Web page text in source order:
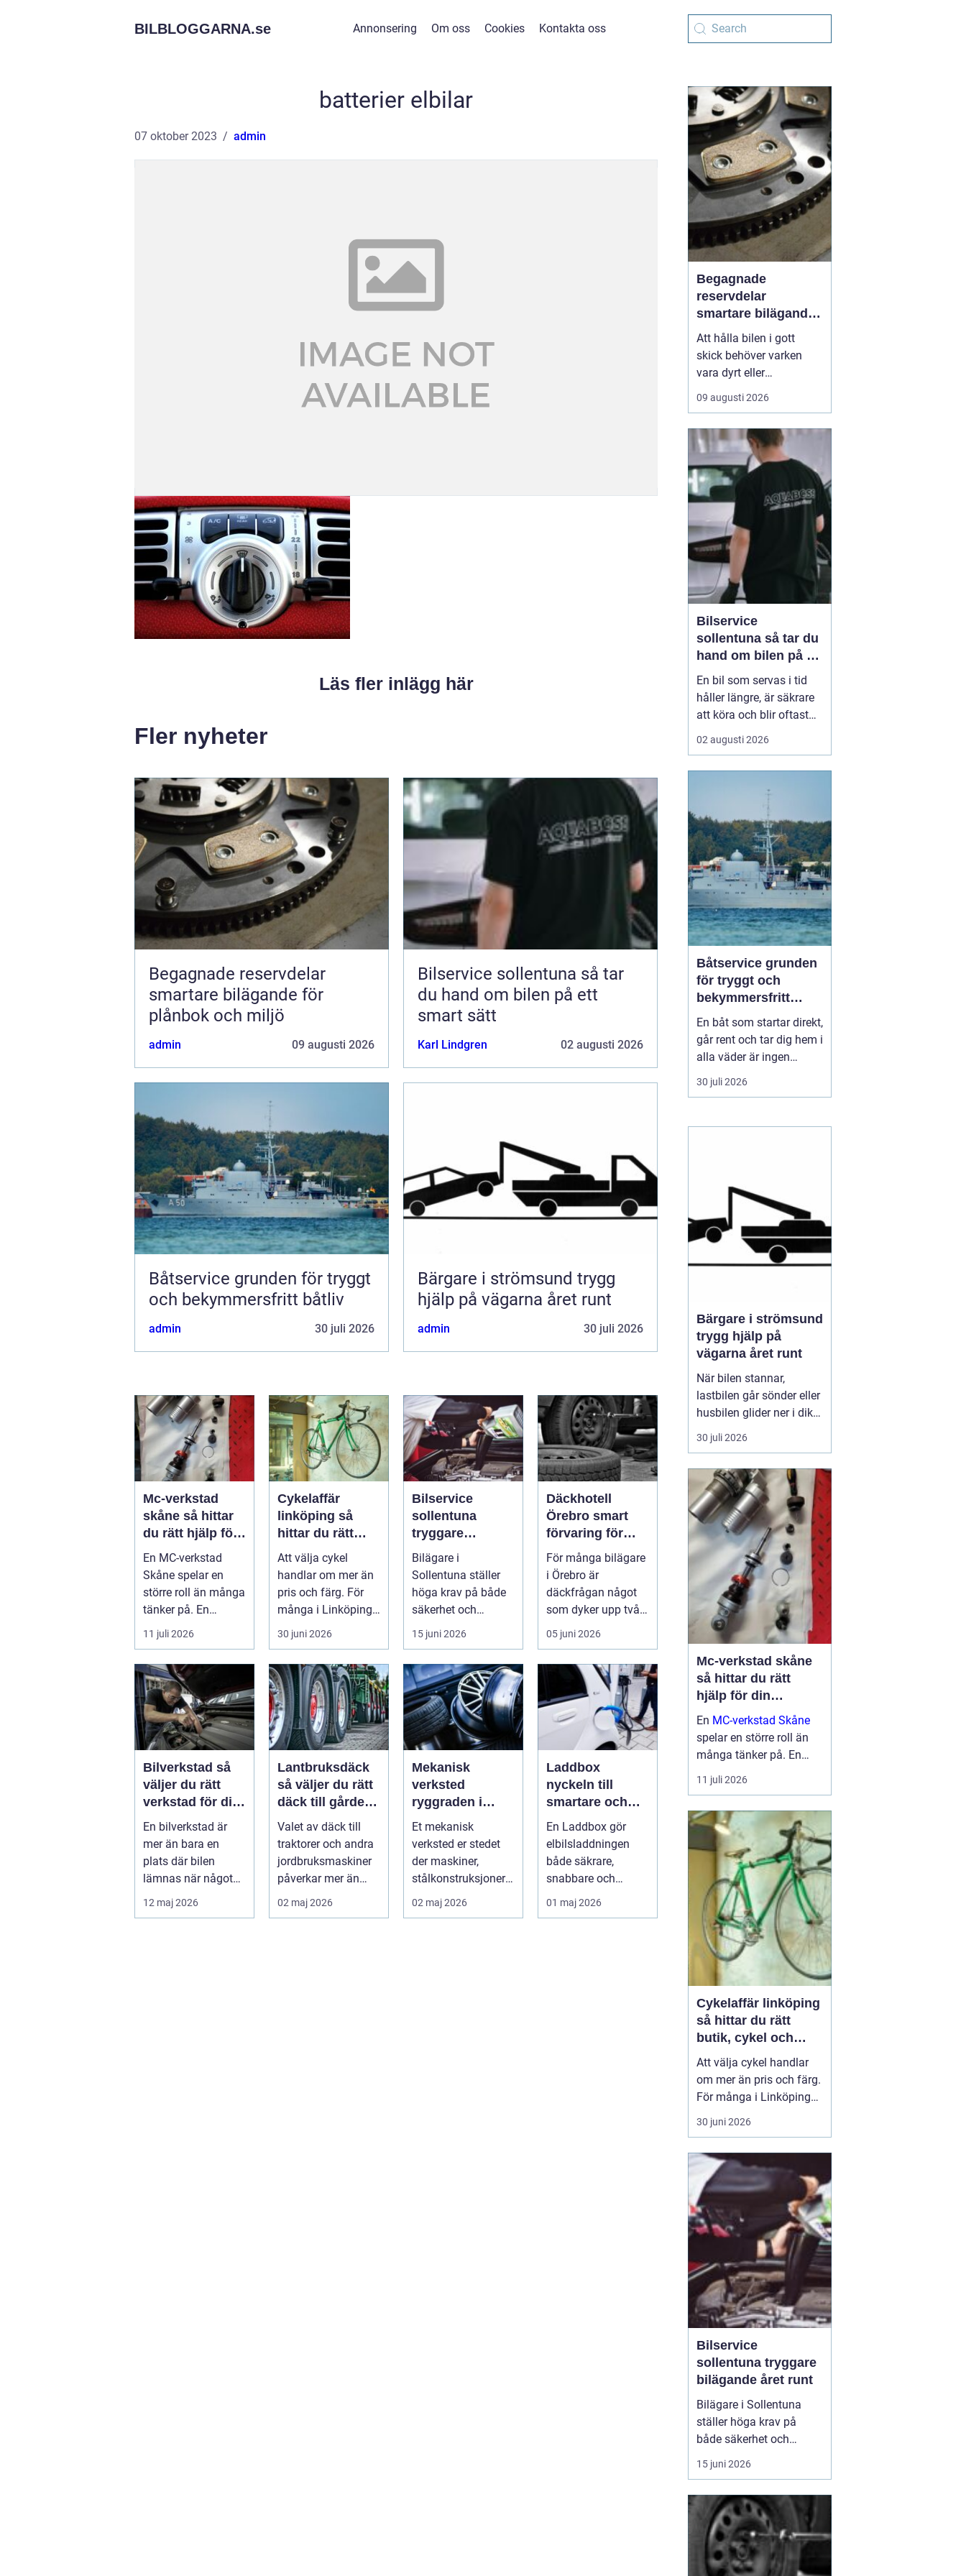
BILBLOGGARNA.se Annonsering Om oss Cookies Kontakta oss
batterier elbilar
07 oktober 2023 admin
Läs fler inlägg här
Fler nyheter
Begagnade reservdelar
smartare bilägande för
plånbok och miljö
admin 09 augusti 2026
Bilservice sollentuna så tar
du hand om bilen på ett
smart sätt
Karl Lindgren 02 augusti 2026
Båtservice grunden för tryggt
och bekymmersfritt båtliv
admin 30 juli 2026
Bärgare i strömsund trygg
hjälp på vägarna året runt
admin 30 juli 2026
Mc-verkstad
skåne så hittar
du rätt hjälp för
din motorcykel
En MC-verkstad
Skåne spelar en
större roll än många
tänker på. En
välskött hoj är inte
bara en fråga...
11 juli 2026
Cykelaffär
linköping så
hittar du rätt
butik, cykel och
service
Att välja cykel
handlar om mer än
pris och färg. För
många i Linköping
har cykeln blivit en
viktig d...
30 juni 2026
Bilservice
sollentuna
tryggare
bilägande året
runt
Bilägare i
Sollentuna ställer
höga krav på både
säkerhet och
komfort. Vägarna
växlar mellan
motorväg...
15 juni 2026
Däckhotell
Örebro smart
förvaring för
säkrare
bilkörning
För många bilägare
i Örebro är
däckfrågan något
som dyker upp två
gånger per år och
mest känns som e...
05 juni 2026
Bilverkstad så
väljer du rätt
verkstad för din
bil
En bilverkstad är
mer än bara en
plats där bilen
lämnas när något
går sönder. Rätt
verkstad blir en ...
12 maj 2026
Lantbruksdäck
så väljer du rätt
däck till gårdens
maskiner
Valet av däck till
traktorer och andra
jordbruksmaskiner
påverkar mer än
många tror. Rätt
däck ger b...
02 maj 2026
Mekanisk
verksted
ryggraden i
moderne
industri
Et mekanisk
verksted er stedet
der maskiner,
stålkonstruksjoner
og tekniske
løsninger blir holdt i
02 maj 2026
Laddbox
nyckeln till
smartare och
tryggare
elbilsladdning
hemma
En Laddbox gör
elbilsladdningen
både säkrare,
snabbare och
billigare över tid. I
takt med att fler s...
01 maj 2026
Begagnade
reservdelar
smartare bilägande
för plånbok och
miljö
Att hålla bilen i gott
skick behöver varken
vara dyrt eller
komplicerat. Allt fler
bilägare upptäcker
begagnade reservdelar
när något går sönder
eller behöver fräschas
upp. Geno...
09 augusti 2026
Bilservice
sollentuna så tar du
hand om bilen på ett
smart sätt
En bil som servas i tid
håller längre, är säkrare
att köra och blir oftast
billigare i längden. För
den som kör mycket i
Med r...
02 augusti 2026
Båtservice grunden
för tryggt och
bekymmersfritt
båtliv
En båt som startar direkt,
går rent och tar dig hem i
alla väder är ingen
slump. Bakom varje
problemfri båttur ligger
regelbundna kontroller
sönder, men den s...
30 juli 2026
Bärgare i strömsund
trygg hjälp på
vägarna året runt
När bilen stannar,
lastbilen går sönder eller
husbilen glider ner i diket
är behovet enkelt: snabb,
trygg och lugn hjälp på
de omgivande delarna
av Jämtland och södra
Lappland spelar
bärgningsfirmorna en
avgörande roll för att ...
30 juli 2026
Mc-verkstad skåne
så hittar du rätt
hjälp för din
motorcykel
En MC-verkstad Skåne
spelar en större roll än
många tänker på. En
välskött hoj är inte bara
en fråga om körglädje,
ekonomi och livslängd
på din motorcykel. För
den som kör mycket...
11 juli 2026
Cykelaffär linköping
så hittar du rätt
butik, cykel och
service
Att välja cykel handlar
om mer än pris och färg.
För många i Linköping
har cykeln blivit en viktig
del av vardagen för
fritid. En bracykelaffär
Linköpingkan göra ...
30 juni 2026
Bilservice
sollentuna tryggare
bilägande året runt
Bilägare i Sollentuna
ställer höga krav på
både säkerhet och
komfort. Vägarna växlar
mellan motorväg,
smågator med gupp och
trottoarkanter. För att
bilen ska hålla över tid
och vara säker för både
15 juni 2026